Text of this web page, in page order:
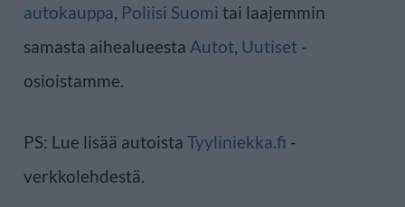
autokauppa, Poliisi Suomi tai laajemmin
samasta aihealueesta Autot, Uutiset -
osioistamme.
PS: Lue lisää autoista Tyyliniekka.fi -
verkkolehdestä.